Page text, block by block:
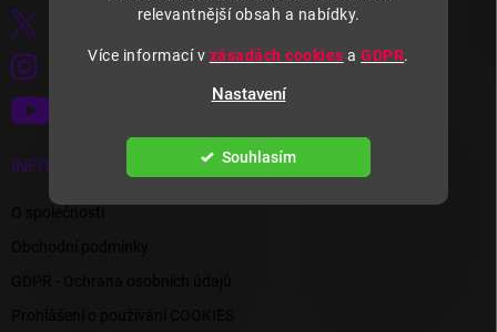
relevantnější obsah a nabídky.
Více informací v zásadách cookies aGDPR.
Nastavení
Souhlasím
wexta.cz
INFORMACE PRO VÁS